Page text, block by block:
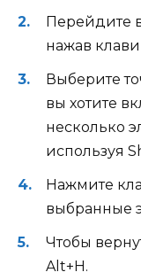
Перейдите
нажав
Выберите
вы хотите
несколько
используя
Нажмите
выбранные
Чтобы
Alt+H.